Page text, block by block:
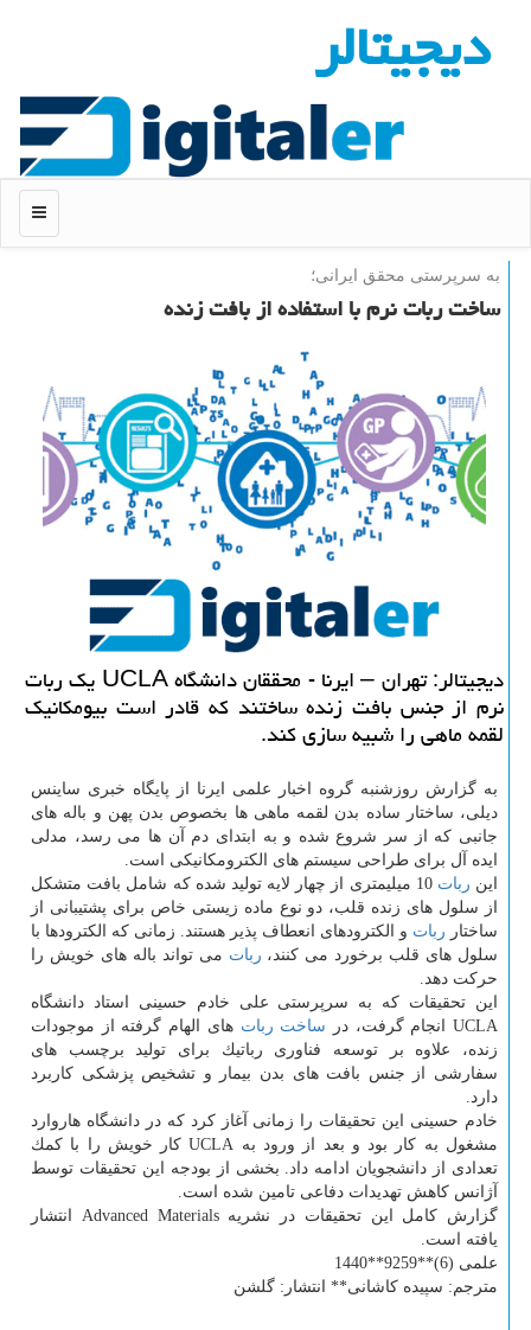
دیجیتالر
منو
به سرپرستی محقق ایرانی؛
ساخت ربات نرم با استفاده از بافت زنده
دیجیتالر: تهران – ایرنا - محققان دانشگاه UCLA یك ربات
نرم از جنس بافت زنده ساختند كه قادر است بیومكانیك
لقمه ماهی را شبیه سازی كند.
به گزارش روزشنبه گروه اخبار علمی ایرنا از پایگاه خبری ساینس
دیلی، ساختار ساده بدن لقمه ماهی ها بخصوص بدن پهن و باله های
جانبی كه از سر شروع شده و به ابتدای دم آن ها می رسد، مدلی
ایده آل برای طراحی سیستم های الكترومكانیكی است.
این ربات
10 میلیمتری از چهار لایه تولید شده كه شامل بافت متشكل
از سلول های زنده قلب، دو نوع ماده زیستی خاص برای پشتیبانی از
ساختار ربات و الكترودهای انعطاف پذیر هستند. زمانی كه الكترودها با
سلول های قلب برخورد می كنند، ربات می تواند باله های خویش را
حركت دهد.
این تحقیقات كه به سرپرستی علی خادم حسینی استاد دانشگاه
UCLA انجام گرفت، در
ساخت ربات های الهام گرفته از موجودات
زنده، علاوه بر توسعه فناوری رباتیك برای تولید برچسب های
سفارشی از جنس بافت های بدن بیمار و تشخیص پزشكی كاربرد
دارد.
خادم حسینی این تحقیقات را زمانی آغاز كرد كه در دانشگاه هاروارد
مشغول به كار بود و بعد از ورود به UCLA كار خویش را با كمك
تعدادی از دانشجویان ادامه داد. بخشی از بودجه این تحقیقات توسط
آژانس كاهش تهدیدات دفاعی تامین شده است.
گزارش كامل این تحقیقات در نشریه Advanced Materials انتشار
یافته است.
علمی (6)**9259**1440
مترجم: سپیده كاشانی** انتشار: گلشن